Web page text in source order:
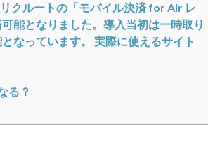
クルートの「モバイル決済 for Air レ
能となりました。導入当初は一時取り
なっています。 実際に使えるサイト
る？